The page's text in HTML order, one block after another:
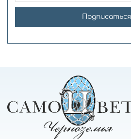
Подписаться